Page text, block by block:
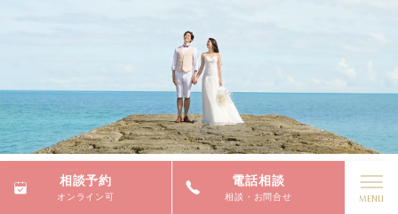
Access
相談予約
オンライン可
電話相談
相談・お問合せ